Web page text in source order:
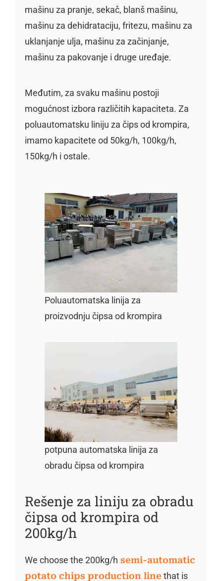
mašinu za pranje, sekač, blanš mašinu,
mašinu za dehidrataciju, fritezu, mašinu za
uklanjanje ulja, mašinu za začinjanje,
mašinu za pakovanje i druge uređaje.
Međutim, za svaku mašinu postoji
mogućnost izbora različitih kapaciteta. Za
poluautomatsku liniju za čips od krompira,
imamo kapacitete od 50kg/h, 100kg/h,
150kg/h i ostale.
Poluautomatska linija za
proizvodnju čipsa od krompira
potpuna automatska linija za
obradu čipsa od krompira
Rešenje za liniju za obradu
čipsa od krompira od
200kg/h
We choose the 200kg/h semi-automatic
potato chips production linethat is